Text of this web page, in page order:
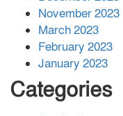
November 2023
March 2023
February 2023
January 2023
Categories